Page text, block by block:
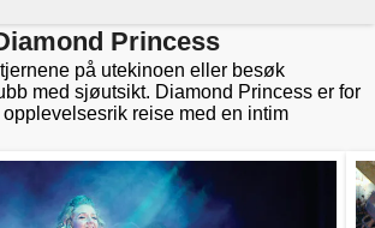
Princess
på utekinoen eller besøk
med sjøutsikt. Diamond Princess er for
reise med en intim